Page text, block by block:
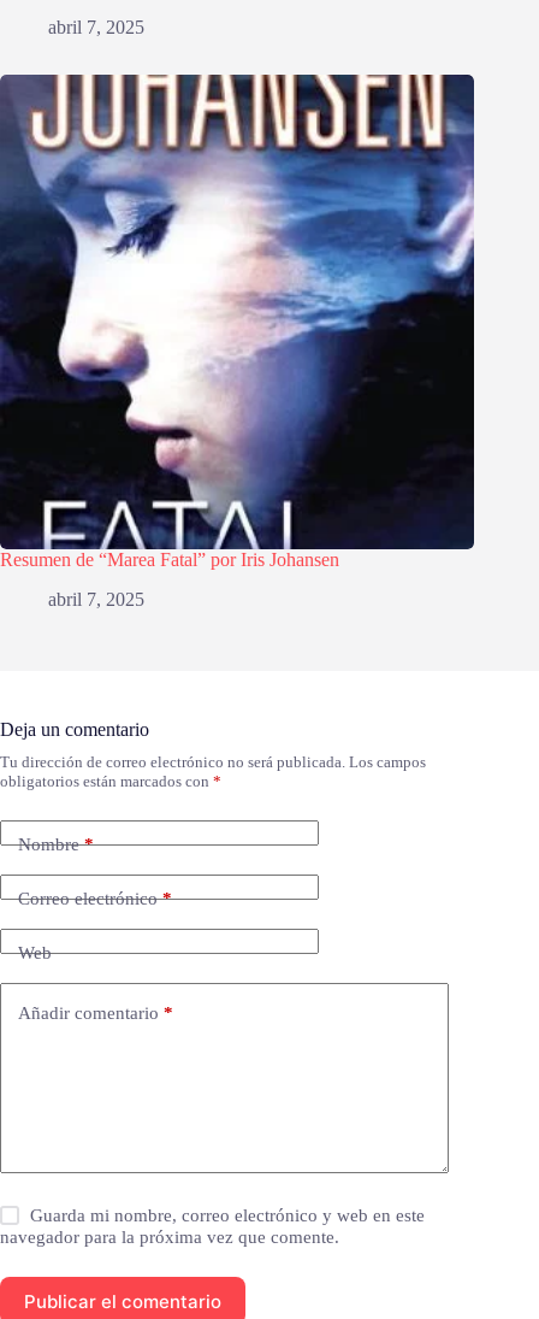
abril 7, 2025
Resumen de “Marea Fatal” por Iris Johansen
abril 7, 2025
Deja un comentario
Tu dirección de correo electrónico no será publicada. Los campos
obligatorios están marcados con *
Nombre*
Correo electrónico*
Web
Añadir comentario *
Guarda mi nombre, correo electrónico y web en este
navegador para la próxima vez que comente.
Publicar el comentario